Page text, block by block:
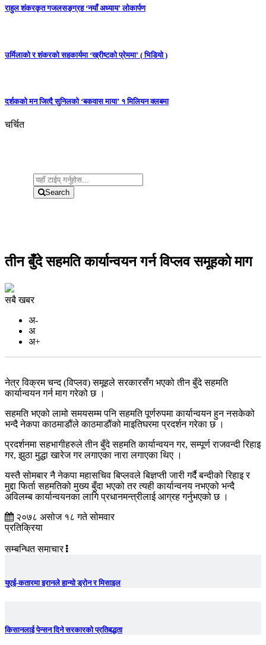
राहुल शंकरकृत गजलसङ्ग्रह ‘नयाँ अध्याय’ लोकार्पण
उर्मिलाको र शंकरको सहकार्यमा ‘ख्रीष्टको प्रेममा’ ( भिडियो )
दर्शकको मन जित्दै सुनिलको ‘बकवास माया’ १ मिलियन क्लबमा
चर्चित
Search
तीन बुँदे सहमति कार्यान्वयन गर्न विप्लव समूहकाे माग
सबै खबर
अ-
अ
अ+
नेत्र विक्रम चन्द (विप्लव) समूहले सरकारसँग भएको तीन बुँदे सहमति
कार्यान्वयन गर्न माग गरेको छ ।
सहमति भएको लामो समयसम्म पनि सहमति पूर्णरुपमा कार्यान्वयन हुन नसकेको
भन्दै नेकपा काठमाडौंले काठमाडौंको माइतिघरमा प्रदर्शन गरेका छ ।
प्रदर्शनमा सहभागीहरुले तीन बुँदे सहमति कार्यान्वयन गर, सम्पूर्ण राजवन्दी रिहाइ
गर, झुठा मुद्धा खारेज गर लगाएका नारा लगाएका थिए ।
यस्तै सोमबार नै नेकपा महासचिव बिप्लवले बिज्ञप्ती जारी गर्दै बन्दीको रिहाइ र
मुद्दा फिर्ता सहमतिको मुख्य बुँदा भएको तर त्यही कार्यान्वनय नभएको भन्दै
अविलम्ब कार्यान्वयनका लागि प्रधानमन्त्रीलाई आग्रह गर्नुभएको छ ।
२०७८ असोज १८ गते सोमवार
प्रतिक्रिया
सम्बन्धित समाचार
युएई-कतारमा इरानले हान्यो ड्रोन र मिसाइल
किसानलाई पेन्सन दिने सरकारको प्रतिबद्धता